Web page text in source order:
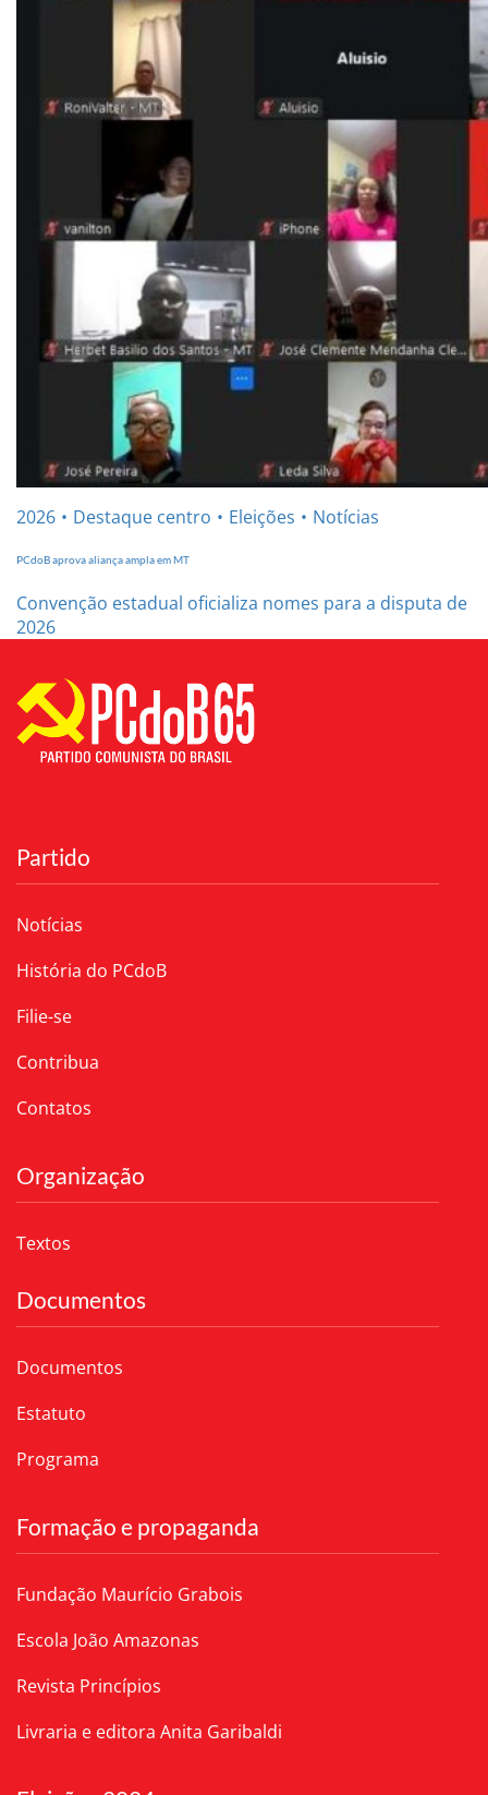
2026 Destaque centro Eleições Notícias
PCdoB aprova aliança ampla em MT
Convenção estadual oficializa nomes para a disputa de
2026
Partido
Notícias
História do PCdoB
Filie-se
Contribua
Contatos
Organização
Textos
Documentos
Documentos
Estatuto
Programa
Formação e propaganda
Fundação Maurício Grabois
Escola João Amazonas
Revista Princípios
Livraria e editora Anita Garibaldi